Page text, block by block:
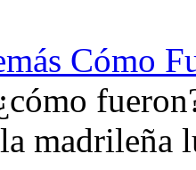
Cómo
madrileña